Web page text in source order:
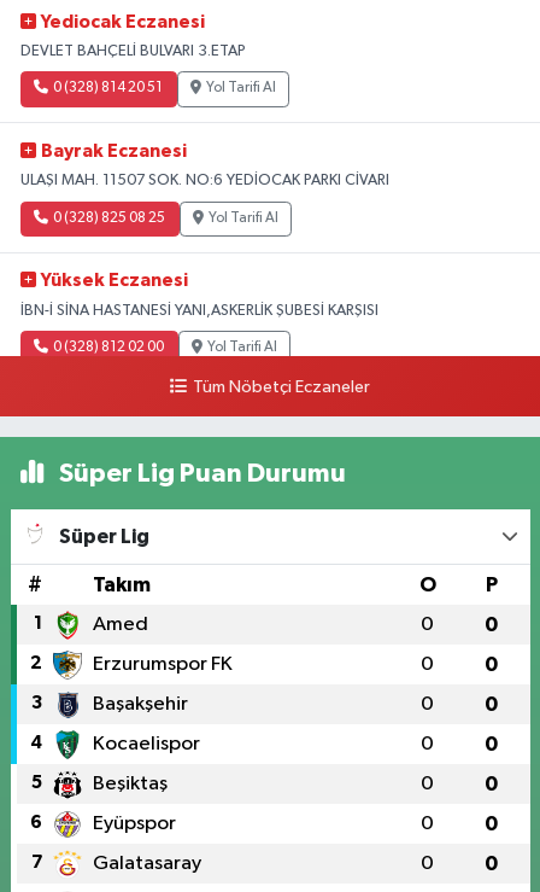
Yediocak Eczanesi
DEVLET BAHÇELİ BULVARI 3.ETAP
0 (328) 814 20 51 Yol Tarifi Al
Bayrak Eczanesi
ULAŞI MAH. 11507 SOK. NO:6 YEDİOCAK PARKI CİVARI
0 (328) 825 08 25 Yol Tarifi Al
Yüksek Eczanesi
İBN-İ SİNA HASTANESİ YANI,ASKERLİK ŞUBESİ KARŞISI
0 (328) 812 02 00 Yol Tarifi Al
Tüm Nöbetçi Eczaneler
Süper Lig Puan Durumu
Süper Lig
# Takım O P
1 Amed 0 0
2 Erzurumspor FK 0 0
3 Başakşehir 0 0
4 Kocaelispor 0 0
5 Beşiktaş 0 0
6 Eyüpspor 0 0
7 Galatasaray 0 0